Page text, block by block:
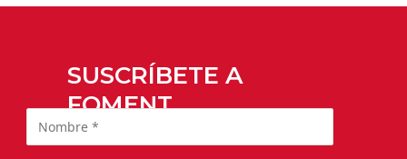
SUSCRÍBETE A
FOMENT